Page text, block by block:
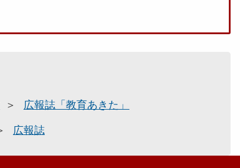
広報誌「教育あきた」
広報誌